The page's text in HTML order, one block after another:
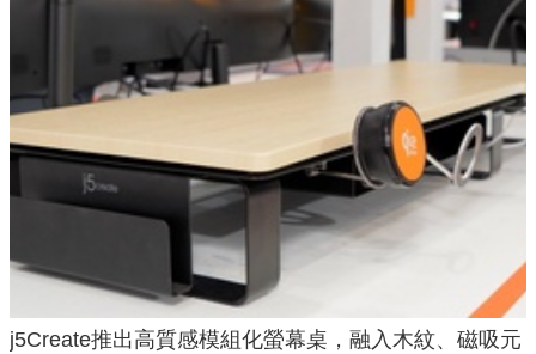
j5Create推出高質感模組化螢幕桌，融入木紋、磁吸元